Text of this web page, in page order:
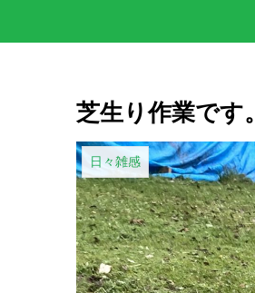
芝生り作業です。
日々雑感